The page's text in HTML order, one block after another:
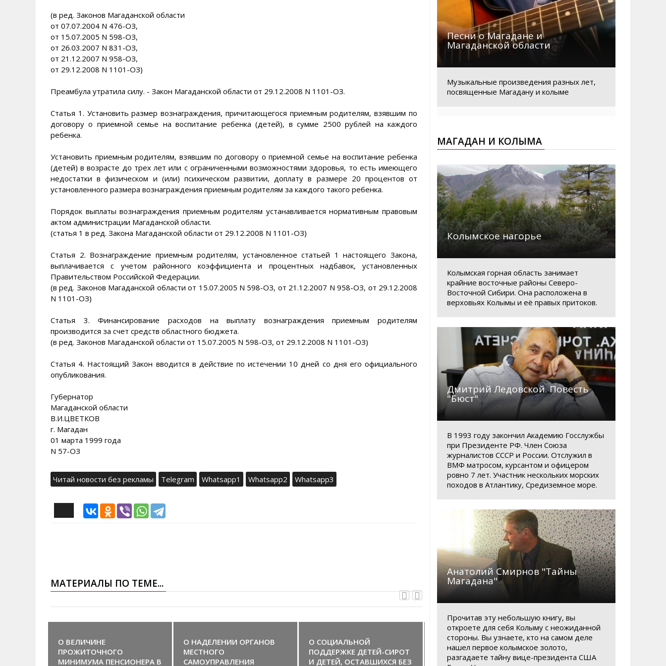
(в ред. Законов Магаданской области
от 07.07.2004 N 476-ОЗ,
от 15.07.2005 N 598-ОЗ,
от 26.03.2007 N 831-ОЗ,
от 21.12.2007 N 958-ОЗ,
от 29.12.2008 N 1101-ОЗ)
Преамбула утратила силу. - Закон Магаданской области от 29.12.2008 N 1101-ОЗ.
Статья 1. Установить размер вознаграждения, причитающегося приемным родителям, взявшим по
договору о приемной семье на воспитание ребенка (детей), в сумме 2500 рублей на каждого
ребенка.
Установить приемным родителям, взявшим по договору о приемной семье на воспитание ребенка
(детей) в возрасте до трех лет или с ограниченными возможностями здоровья, то есть имеющего
недостатки в физическом и (или) психическом развитии, доплату в размере 20 процентов от
установленного размера вознаграждения приемным родителям за каждого такого ребенка.
Порядок выплаты вознаграждения приемным родителям устанавливается нормативным правовым
актом администрации Магаданской области.
(статья 1 в ред. Закона Магаданской области от 29.12.2008 N 1101-ОЗ)
Статья 2. Вознаграждение приемным родителям, установленное статьей 1 настоящего Закона,
выплачивается с учетом районного коэффициента и процентных надбавок, установленных
Правительством Российской Федерации.
(в ред. Законов Магаданской области от 15.07.2005 N 598-ОЗ, от 21.12.2007 N 958-ОЗ, от 29.12.2008
N 1101-ОЗ)
Статья 3. Финансирование расходов на выплату вознаграждения приемным родителям
производится за счет средств областного бюджета.
(в ред. Законов Магаданской области от 15.07.2005 N 598-ОЗ, от 29.12.2008 N 1101-ОЗ)
Статья 4. Настоящий Закон вводится в действие по истечении 10 дней со дня его официального
опубликования.
Губернатор
Магаданской области
В.И.ЦВЕТКОВ
г. Магадан
01 марта 1999 года
N 57-ОЗ
Читай новости без рекламы Telegram Whatsapp1 Whatsapp2 Whatsapp3
МАТЕРИАЛЫ ПО ТЕМЕ...
О ВЕЛИЧИНЕ
ПРОЖИТОЧНОГО
МИНИМУМА ПЕНСИОНЕРА В
О НАДЕЛЕНИИ ОРГАНОВ
МЕСТНОГО
САМОУПРАВЛЕНИЯ
О СОЦИАЛЬНОЙ
ПОДДЕРЖКЕ ДЕТЕЙ-СИРОТ
И ДЕТЕЙ, ОСТАВШИХСЯ БЕЗ
ЗАКОН МАГАДАНСКОЙ
ОБЛАСТИ ОБ
ОБРАЗОВАНИИ В
ЗАКОН МАГАДАНСКОЙ
ОБЛАСТИ ОБ
УСТАНОВЛЕНИИ
Песни о Магадане и
Магаданской области
Музыкальные произведения разных лет,
посвященные Магадану и колыме
МАГАДАН И КОЛЫМА
Колымское нагорье
Колымская горная область занимает
крайние восточные районы Северо-
Восточной Сибири. Она расположена в
верховьях Колымы и её правых притоков.
Дмитрий Ледовской. Повесть
"Бюст"
В 1993 году закончил Академию Госслужбы
при Президенте РФ. Член Союза
журналистов СССР и России. Отслужил в
ВМФ матросом, курсантом и офицером
ровно 7 лет. Участник нескольких морских
походов в Атлантику, Средиземное море.
Анатолий Смирнов "Тайны
Магадана"
Прочитав эту небольшую книгу, вы
откроете для себя Колыму с неожиданной
стороны. Вы узнаете, кто на самом деле
нашел первое колымское золото,
разгадаете тайну вице-президента США